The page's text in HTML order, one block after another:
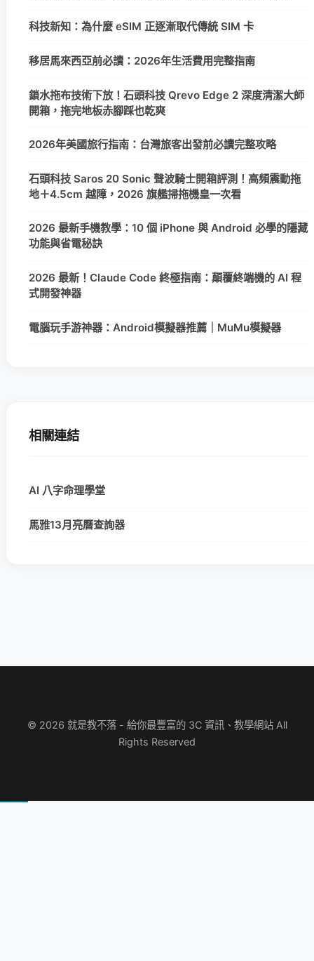
科技新知：為什麼 eSIM 正逐漸取代傳統 SIM 卡
移居馬來西亞前必讀：2026年生活費用完整指南
鎖水拖布技術下放！石頭科技 Qrevo Edge 2 深度清潔大師
開箱，拖完地板赤腳踩也乾爽
2026年美國旅行指南：台灣旅客出發前必讀完整攻略
石頭科技 Saros 20 Sonic 聲波騎士開箱評測！高頻震動拖
地＋4.5cm 越障，2026 旗艦掃拖機皇一次看
2026 最新手機教學：10 個 iPhone 與 Android 必學的隱藏
功能與省電秘訣
2026 最新！Claude Code 終極指南：顛覆終端機的 AI 程
式開發神器
電腦玩手游神器：Android模擬器推薦｜MuMu模擬器
相關連結
AI 八字命理學堂
馬雅13月亮曆查詢器
© 2026 就是教不落 - 給你最豐富的 3C 資訊、教學網站 All
Rights Reserved